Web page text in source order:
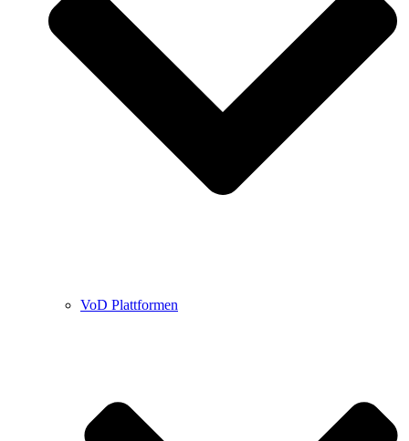
VoD Plattformen